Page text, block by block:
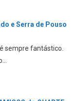
trânsito PERIGOSO
o AEROPORTO
minha
em Sã...